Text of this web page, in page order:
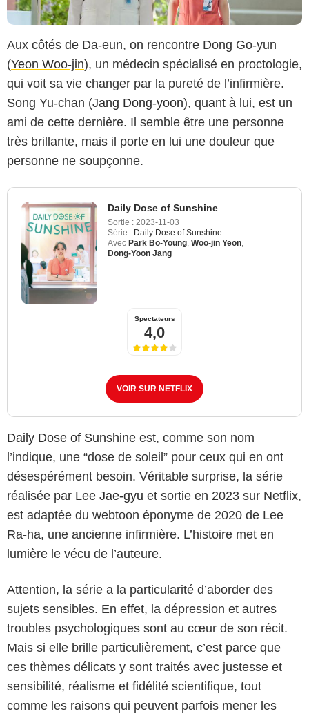
Aux côtés de Da-eun, on rencontre Dong Go-yun
(Yeon Woo-jin), un médecin spécialisé en proctologie,
qui voit sa vie changer par la pureté de l’infirmière.
Song Yu-chan (Jang Dong-yoon), quant à lui, est un
ami de cette dernière. Il semble être une personne
très brillante, mais il porte en lui une douleur que
personne ne soupçonne.
Daily Dose of Sunshine
Sortie : 2023-11-03
Série : Daily Dose of Sunshine
Avec Park Bo-Young Woo-jin Yeon
Dong-Yoon Jang
Spectateurs
4,0
VOIR SUR NETFLIX
Daily Dose of Sunshine est, comme son nom
l’indique, une “dose de soleil” pour ceux qui en ont
désespérément besoin. Véritable surprise, la série
réalisée par Lee Jae-gyu et sortie en 2023 sur Netflix,
est adaptée du webtoon éponyme de 2020 de Lee
Ra-ha, une ancienne infirmière. L’histoire met en
lumière le vécu de l’auteure.
Attention, la série a la particularité d’aborder des
sujets sensibles. En effet, la dépression et autres
troubles psychologiques sont au cœur de son récit.
Mais si elle brille particulièrement, c’est parce que
ces thèmes délicats y sont traités avec justesse et
sensibilité, réalisme et fidélité scientifique, tout
comme les raisons qui peuvent parfois mener les